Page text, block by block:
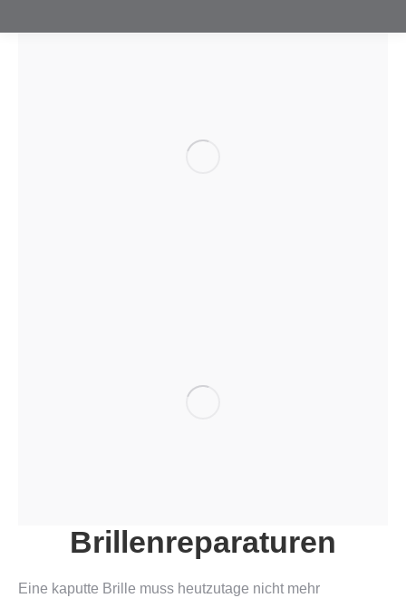
Brillenreparaturen
Eine kaputte Brille muss heutzutage nicht mehr